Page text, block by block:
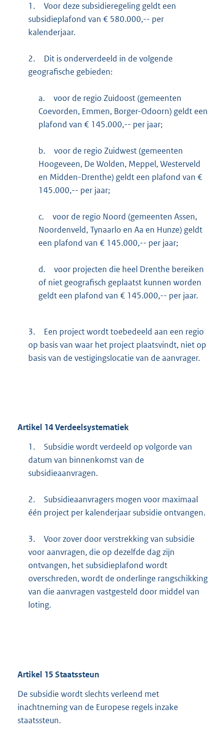
1.
Voor deze subsidieregeling geldt een
subsidieplafond van € 580.000,-- per
kalenderjaar.
2.
Dit is onderverdeeld in de volgende
geografische gebieden:
a.
voor de regio Zuidoost (gemeenten
Coevorden, Emmen, Borger-Odoorn) geldt een
plafond van € 145.000,-- per jaar;
b.
voor de regio Zuidwest (gemeenten
Hoogeveen, De Wolden, Meppel, Westerveld
en Midden-Drenthe) geldt een plafond van €
145.000,-- per jaar;
c.
voor de regio Noord (gemeenten Assen,
Noordenveld, Tynaarlo en Aa en Hunze) geldt
een plafond van € 145.000,-- per jaar;
d.
voor projecten die heel Drenthe bereiken
of niet geografisch geplaatst kunnen worden
geldt een plafond van € 145.000,-- per jaar.
3.
Een project wordt toebedeeld aan een regio
op basis van waar het project plaatsvindt, niet op
basis van de vestigingslocatie van de aanvrager.
Artikel 14Verdeelsystematiek
1.
Subsidie wordt verdeeld op volgorde van
datum van binnenkomst van de
subsidieaanvragen.
2.
Subsidieaanvragers mogen voor maximaal
één project per kalenderjaar subsidie ontvangen.
3.
Voor zover door verstrekking van subsidie
voor aanvragen, die op dezelfde dag zijn
ontvangen, het subsidieplafond wordt
overschreden, wordt de onderlinge rangschikking
van die aanvragen vastgesteld door middel van
loting.
Artikel 15Staatssteun
De subsidie wordt slechts verleend met
inachtneming van de Europese regels inzake
staatssteun.